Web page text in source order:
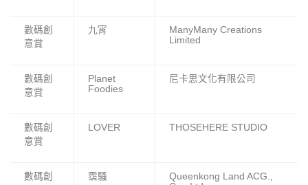
數碼創
意賞
九宵
ManyMany Creations
Limited
數碼創
意賞
Planet
Foodies
尼卡思文化有限公司
數碼創
意賞
LOVER THOSEHERE STUDIO
數碼創
霑騷
Queenkong Land ACG.,